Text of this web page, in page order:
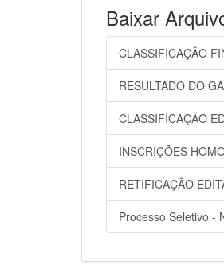
Baixar
CLASSIFICAÇÃO
RESULTADO DO
CLASSIFICAÇÃO
INSCRIÇÕES
RETIFICAÇÃO
Processo Seletivo -